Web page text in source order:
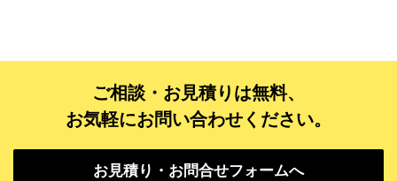
ジャンルで探す
飲食店・カフェ
ご相談・お見積りは無料、
お気軽にお問い合わせください。
お見積り・お問合せフォームへ